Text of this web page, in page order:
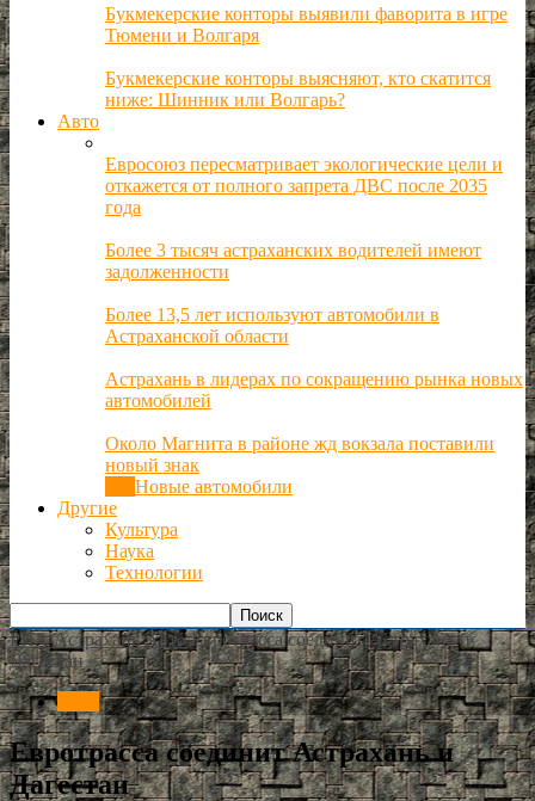
Букмекерские конторы выявили фаворита в игре
Тюмени и Волгаря
Букмекерские конторы выясняют, кто скатится
ниже: Шинник или Волгарь?
Авто
Евросоюз пересматривает экологические цели и
откажется от полного запрета ДВС после 2035
года
Более 3 тысяч астраханских водителей имеют
задолженности
Более 13,5 лет используют автомобили в
Астраханской области
Астрахань в лидерах по сокращению рынка новых
автомобилей
Около Магнита в районе жд вокзала поставили
новый знак
Новые автомобили
Другие
Культура
Наука
Технологии
РИА Астрахань Авто Евротрасса соединит Астрахань и
Дагестан
Евротрасса соединит Астрахань и
Дагестан